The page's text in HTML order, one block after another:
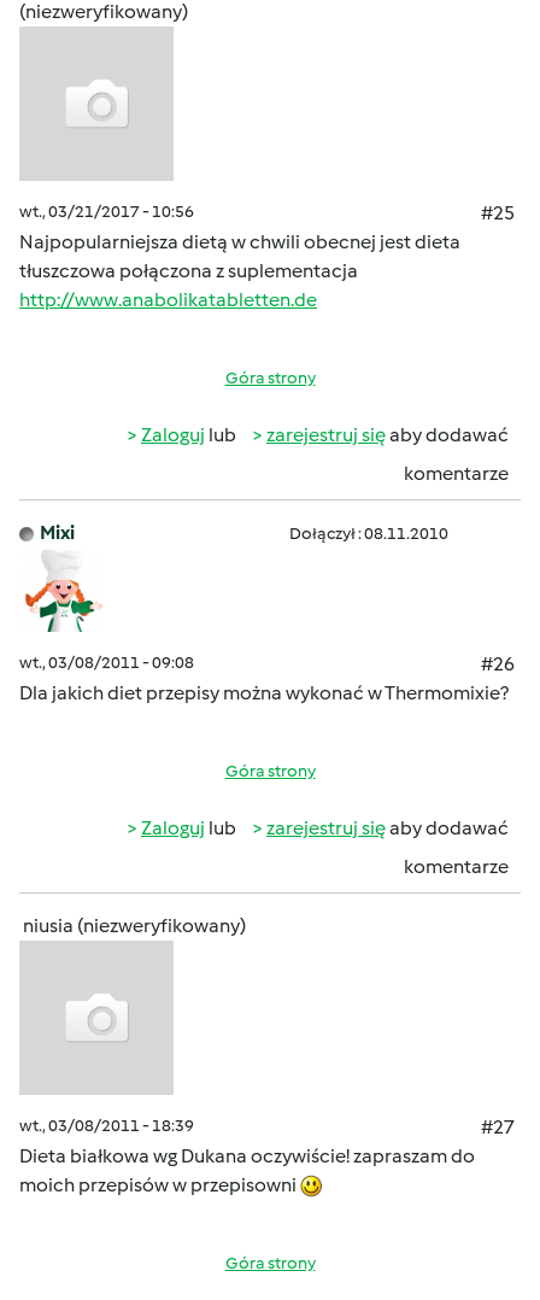
(niezweryfikowany)
wt., 03/21/2017 - 10:56
#25
Najpopularniejsza dietą w chwili obecnej jest dieta
tłuszczowa połączona z suplementacja
http://www.anabolikatabletten.de
Góra strony
Zaloguj lub zarejestruj sięaby dodawać
komentarze
Mixi Dołączył : 08.11.2010
wt., 03/08/2011 - 09:08
#26
Dla jakich diet przepisy można wykonać w Thermomixie?
Góra strony
Zaloguj lub zarejestruj sięaby dodawać
komentarze
niusia (niezweryfikowany)
wt., 03/08/2011 - 18:39
#27
Dieta białkowa wg Dukana oczywiście! zapraszam do
moich przepisów w przepisowni
Góra strony